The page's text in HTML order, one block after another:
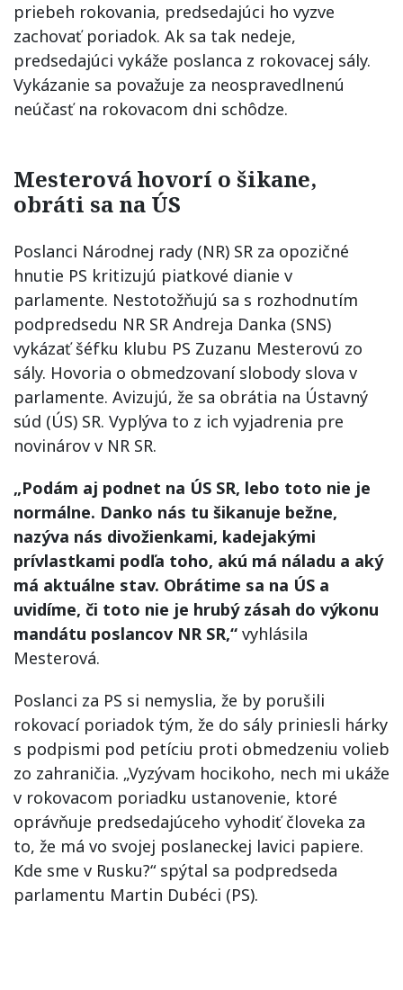
priebeh rokovania, predsedajúci ho vyzve
zachovať poriadok. Ak sa tak nedeje,
predsedajúci vykáže poslanca z rokovacej sály.
Vykázanie sa považuje za neospravedlnenú
neúčasť na rokovacom dni schôdze.
Mesterová hovorí o šikane,
obráti sa na ÚS
Poslanci Národnej rady (NR) SR za opozičné
hnutie PS kritizujú piatkové dianie v
parlamente. Nestotožňujú sa s rozhodnutím
podpredsedu NR SR Andreja Danka (SNS)
vykázať šéfku klubu PS Zuzanu Mesterovú zo
sály. Hovoria o obmedzovaní slobody slova v
parlamente. Avizujú, že sa obrátia na Ústavný
súd (ÚS) SR. Vyplýva to z ich vyjadrenia pre
novinárov v NR SR.
„Podám aj podnet na ÚS SR, lebo toto nie je
normálne. Danko nás tu šikanuje bežne,
nazýva nás divožienkami, kadejakými
prívlastkami podľa toho, akú má náladu a aký
má aktuálne stav. Obrátime sa na ÚS a
uvidíme, či toto nie je hrubý zásah do výkonu
mandátu poslancov NR SR,“ vyhlásila
Mesterová.
Poslanci za PS si nemyslia, že by porušili
rokovací poriadok tým, že do sály priniesli hárky
s podpismi pod petíciu proti obmedzeniu volieb
zo zahraničia. „Vyzývam hocikoho, nech mi ukáže
v rokovacom poriadku ustanovenie, ktoré
oprávňuje predsedajúceho vyhodiť človeka za
to, že má vo svojej poslaneckej lavici papiere.
Kde sme v Rusku?“ spýtal sa podpredseda
parlamentu Martin Dubéci (PS).